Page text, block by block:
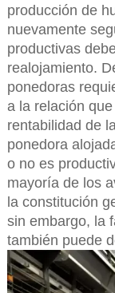
producción de
nuevamente
productivas
realojamiento.
ponedoras
a la relación
rentabilidad de
ponedora
o no es
mayoría de los
la constitución
sin embargo, la
también puede